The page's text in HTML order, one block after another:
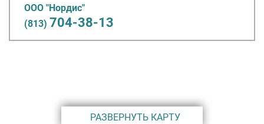
ООО "Нордис"
(813) 704-38-13
РАЗВЕРНУТЬ КАРТУ